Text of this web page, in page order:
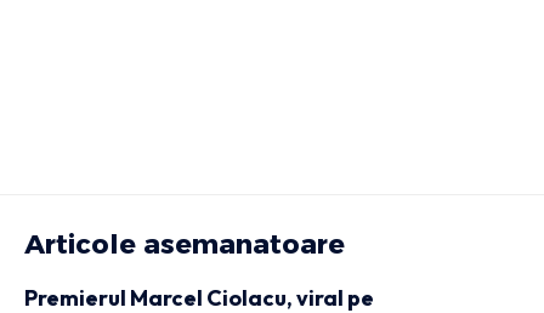
Articole asemanatoare
Premierul Marcel Ciolacu, viral pe